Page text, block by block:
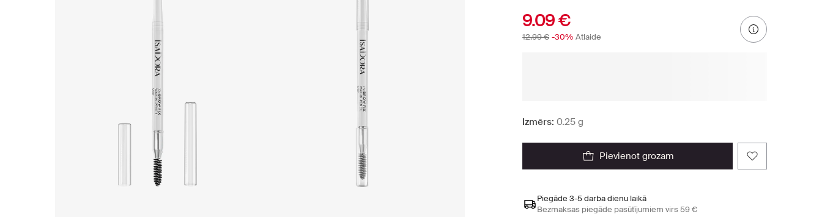
9.09 €
12.99 € -30% Atlaide
Izmērs: 0.25 g
pievienot grozam
Piegāde 3-5 darba dienu laikā
Bezmaksas piegāde pasūtījumiem virs 59 €